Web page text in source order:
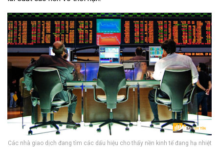
Các nhà giao dịch đang tìm các dấu hiệu cho thấy nền kinh tế đang hạ nhiệt